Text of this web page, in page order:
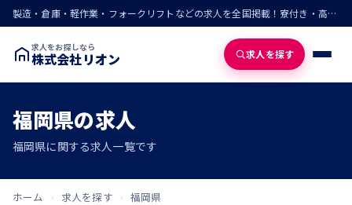
製造・倉庫・軽作業・フォークリフトなどの求人を全国掲載！寮付き・高収入・即入寮の仕事が見つかる
求人をお探しなら
株式会社リオン 求人を探す
福岡県の求人
福岡県に関する求人一覧です
ホーム › 求人を探す › 福岡県